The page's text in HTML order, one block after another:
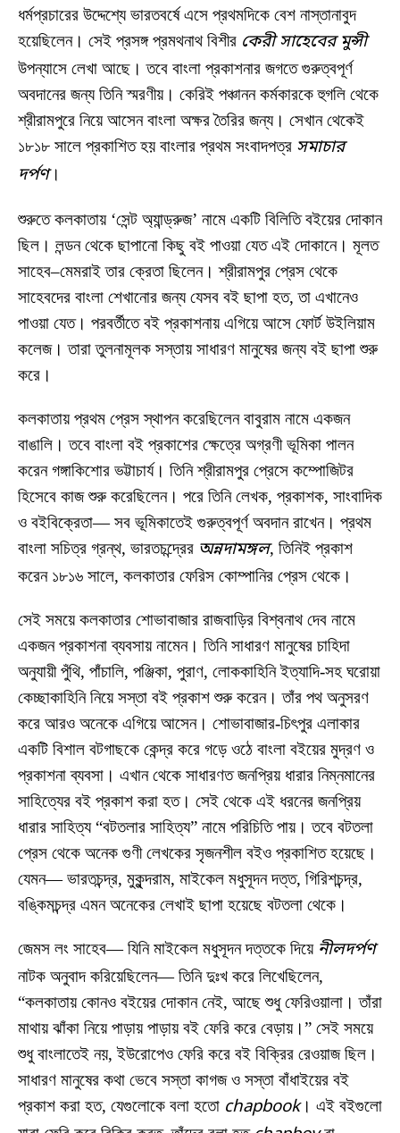
ধর্মপ্রচারের উদ্দেশ্যে ভারতবর্ষে এসে প্রথমদিকে বেশ নাস্তানাবুদ
হয়েছিলেন। সেই প্রসঙ্গ প্রমথনাথ বিশীর কেরী সাহেবের মুন্সী
উপন্যাসে লেখা আছে। তবে বাংলা প্রকাশনার জগতে গুরুত্বপূর্ণ
অবদানের জন্য তিনি স্মরণীয়। কেরিই পঞ্চানন কর্মকারকে হুগলি থেকে
শ্রীরামপুরে নিয়ে আসেন বাংলা অক্ষর তৈরির জন্য। সেখান থেকেই
১৮১৮ সালে প্রকাশিত হয় বাংলার প্রথম সংবাদপত্র সমাচার
দর্পণ।
শুরুতে কলকাতায় ‘সেন্ট অ্যান্ড্রুজ’ নামে একটি বিলিতি বইয়ের দোকান
ছিল। লন্ডন থেকে ছাপানো কিছু বই পাওয়া যেত এই দোকানে। মূলত
সাহেব–মেমরাই তার ক্রেতা ছিলেন। শ্রীরামপুর প্রেস থেকে
সাহেবদের বাংলা শেখানোর জন্য যেসব বই ছাপা হত, তা এখানেও
পাওয়া যেত। পরবর্তীতে বই প্রকাশনায় এগিয়ে আসে ফোর্ট উইলিয়াম
কলেজ। তারা তুলনামূলক সস্তায় সাধারণ মানুষের জন্য বই ছাপা শুরু
করে।
কলকাতায় প্রথম প্রেস স্থাপন করেছিলেন বাবুরাম নামে একজন
বাঙালি। তবে বাংলা বই প্রকাশের ক্ষেত্রে অগ্রণী ভূমিকা পালন
করেন গঙ্গাকিশোর ভট্টাচার্য। তিনি শ্রীরামপুর প্রেসে কম্পোজিটর
হিসেবে কাজ শুরু করেছিলেন। পরে তিনি লেখক, প্রকাশক, সাংবাদিক
ও বইবিক্রেতা— সব ভূমিকাতেই গুরুত্বপূর্ণ অবদান রাখেন। প্রথম
বাংলা সচিত্র গ্রন্থ, ভারতচন্দ্রের অন্নদামঙ্গল, তিনিই প্রকাশ
করেন ১৮১৬ সালে, কলকাতার ফেরিস কোম্পানির প্রেস থেকে।
সেই সময়ে কলকাতার শোভাবাজার রাজবাড়ির বিশ্বনাথ দেব নামে
একজন প্রকাশনা ব্যবসায় নামেন। তিনি সাধারণ মানুষের চাহিদা
অনুযায়ী পুঁথি, পাঁচালি, পঞ্জিকা, পুরাণ, লোককাহিনি ইত্যাদি-সহ ঘরোয়া
কেচ্ছাকাহিনি নিয়ে সস্তা বই প্রকাশ শুরু করেন। তাঁর পথ অনুসরণ
করে আরও অনেকে এগিয়ে আসেন। শোভাবাজার-চিৎপুর এলাকার
একটি বিশাল বটগাছকে কেন্দ্র করে গড়ে ওঠে বাংলা বইয়ের মুদ্রণ ও
প্রকাশনা ব্যবসা। এখান থেকে সাধারণত জনপ্রিয় ধারার নিম্নমানের
সাহিত্যের বই প্রকাশ করা হত। সেই থেকে এই ধরনের জনপ্রিয়
ধারার সাহিত্য “বটতলার সাহিত্য” নামে পরিচিতি পায়। তবে বটতলা
প্রেস থেকে অনেক গুণী লেখকের সৃজনশীল বইও প্রকাশিত হয়েছে।
যেমন— ভারতচন্দ্র, মুকুন্দরাম, মাইকেল মধুসূদন দত্ত, গিরিশচন্দ্র,
বঙ্কিমচন্দ্র এমন অনেকের লেখাই ছাপা হয়েছে বটতলা থেকে।
জেমস লং সাহেব— যিনি মাইকেল মধুসূদন দত্তকে দিয়ে নীলদর্পণ
নাটক অনুবাদ করিয়েছিলেন— তিনি দুঃখ করে লিখেছিলেন,
“কলকাতায় কোনও বইয়ের দোকান নেই, আছে শুধু ফেরিওয়ালা। তাঁরা
মাথায় ঝাঁকা নিয়ে পাড়ায় পাড়ায় বই ফেরি করে বেড়ায়।” সেই সময়ে
শুধু বাংলাতেই নয়, ইউরোপেও ফেরি করে বই বিক্রির রেওয়াজ ছিল।
সাধারণ মানুষের কথা ভেবে সস্তা কাগজ ও সস্তা বাঁধাইয়ের বই
প্রকাশ করা হত, যেগুলোকে বলা হতো chapbook। এই বইগুলো